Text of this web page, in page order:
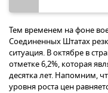
Тем временем на фоне
Соединенных Штатах
ситуация. В октябре в
отметке 6,2%, которая
десятка лет. Напомним,
уровня роста цен